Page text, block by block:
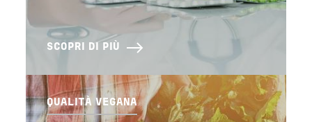
SCOPRI DI PIÙ
QUALITÀ VEGANA